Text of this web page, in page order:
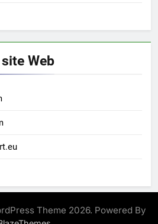
Web
Theme 2026. Powered By